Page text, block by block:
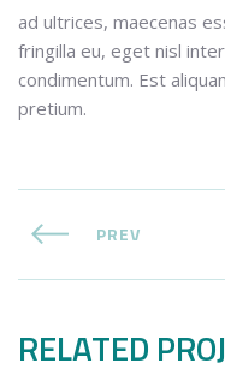
ad ultrices, maecenas
fringilla eu, eget nisl
condimentum. Est
pretium.
PREV
RELATED